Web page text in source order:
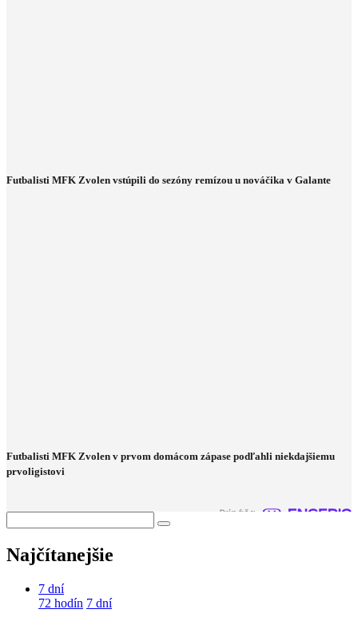
Futbalisti MFK Zvolen vstúpili do sezóny remízou u nováčika v Galante
Futbalisti MFK Zvolen v prvom domácom zápase podľahli niekdajšiemu
prvoligistovi
Najčítanejšie
7 dní
72 hodín 7 dní